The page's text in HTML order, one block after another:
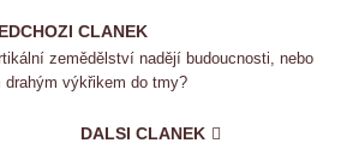
CLANEK
zemědělství nadějí budoucnosti, nebo
drahým výkřikem do tmy?
DALSI CLANEK